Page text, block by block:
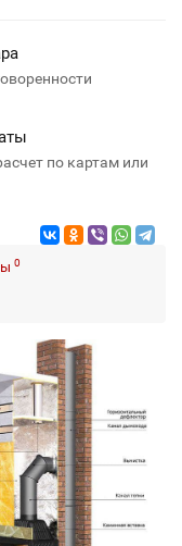
по картам или
0